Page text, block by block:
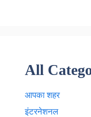
All
आपका शहर
इंटरनेशनल